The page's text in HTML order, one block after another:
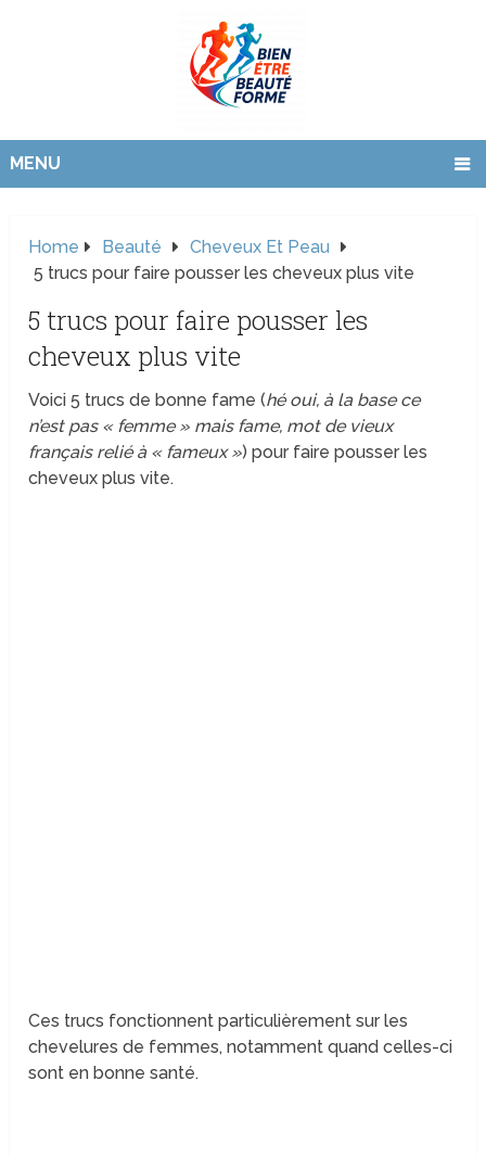
MENU
Home Beauté
Cheveux Et Peau
5 trucs pour faire pousser les cheveux plus vite
5 trucs pour faire pousser les
cheveux plus vite
Voici 5 trucs de bonne fame (hé oui, à la base ce
n’est pas « femme » mais fame, mot de vieux
français relié à « fameux ») pour faire pousser les
cheveux plus vite.
Ces trucs fonctionnent particulièrement sur les
chevelures de femmes, notamment quand celles-ci
sont en bonne santé.